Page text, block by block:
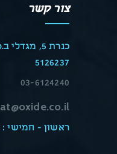
צור קשר
5126237
03-6124240
ראשון - חמישי : 9:00-18:00